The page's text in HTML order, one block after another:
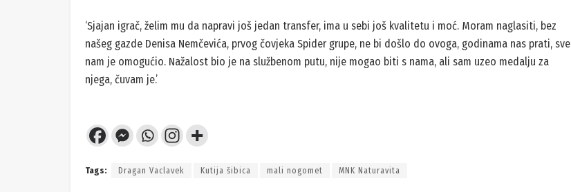
‘Sjajan igrač, želim mu da napravi još jedan transfer, ima u sebi još kvalitetu i moć. Moram naglasiti, bez
našeg gazde Denisa Nemčevića, prvog čovjeka Spider grupe, ne bi došlo do ovoga, godinama nas prati, sve
nam je omogućio. Nažalost bio je na službenom putu, nije mogao biti s nama, ali sam uzeo medalju za
njega, čuvam je.’
Tags: Dragan Vaclavek Kutija šibica mali nogomet MNK Naturavita